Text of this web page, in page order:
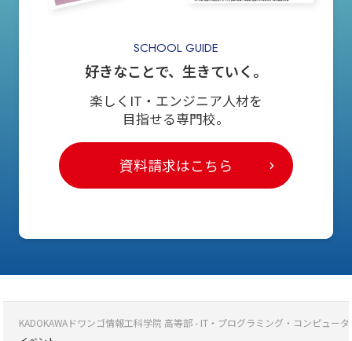
SCHOOL GUIDE
好きなことで、生きていく。
楽しくIT・エンジニア人材を
目指せる専門校。
資料請求はこちら
KADOKAWAドワンゴ情報工科学院 高等部 - IT・プログラミング・コンピュー